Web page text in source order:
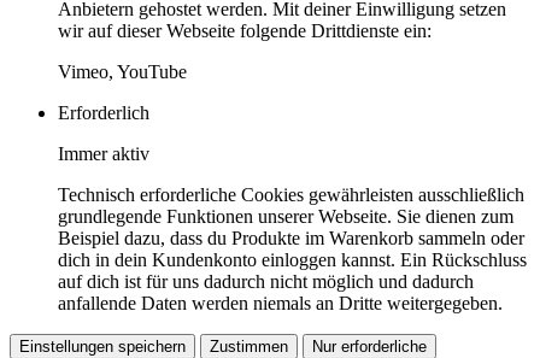
Anbietern gehostet werden. Mit deiner Einwilligung setzen
wir auf dieser Webseite folgende Drittdienste ein:
Vimeo, YouTube
Erforderlich
Immer aktiv
Technisch erforderliche Cookies gewährleisten ausschließlich
grundlegende Funktionen unserer Webseite. Sie dienen zum
Beispiel dazu, dass du Produkte im Warenkorb sammeln oder
dich in dein Kundenkonto einloggen kannst. Ein Rückschluss
auf dich ist für uns dadurch nicht möglich und dadurch
anfallende Daten werden niemals an Dritte weitergegeben.
Einstellungen speichern Zustimmen Nur erforderliche